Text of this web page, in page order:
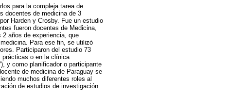
para la compleja tarea de
docentes de medicina de 3
Harden y Crosby. Fue un estudio
fueron docentes de Medicina,
años de experiencia, que
Para ese fin, se utilizó
Participaron del estudio 73
prácticas o en la clínica
y como planificador o participante
de medicina de Paraguay se
muchos diferentes roles al
de estudios de investigación